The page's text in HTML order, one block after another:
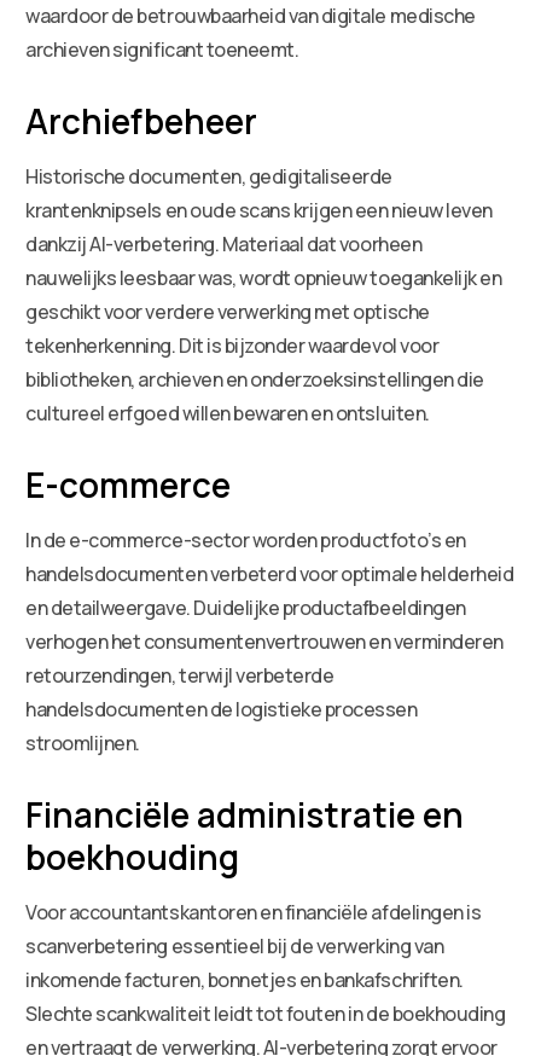
waardoor de betrouwbaarheid van digitale medische
archieven significant toeneemt.
Archiefbeheer
Historische documenten, gedigitaliseerde
krantenknipsels en oude scans krijgen een nieuw leven
dankzij AI-verbetering. Materiaal dat voorheen
nauwelijks leesbaar was, wordt opnieuw toegankelijk en
geschikt voor verdere verwerking met optische
tekenherkenning. Dit is bijzonder waardevol voor
bibliotheken, archieven en onderzoeksinstellingen die
cultureel erfgoed willen bewaren en ontsluiten.
E-commerce
In de e-commerce-sector worden productfoto’s en
handelsdocumenten verbeterd voor optimale helderheid
en detailweergave. Duidelijke productafbeeldingen
verhogen het consumentenvertrouwen en verminderen
retourzendingen, terwijl verbeterde
handelsdocumenten de logistieke processen
stroomlijnen.
Financiële administratie en
boekhouding
Voor accountantskantoren en financiële afdelingen is
scanverbetering essentieel bij de verwerking van
inkomende facturen, bonnetjes en bankafschriften.
Slechte scankwaliteit leidt tot fouten in de boekhouding
en vertraagt de verwerking. AI-verbetering zorgt ervoor